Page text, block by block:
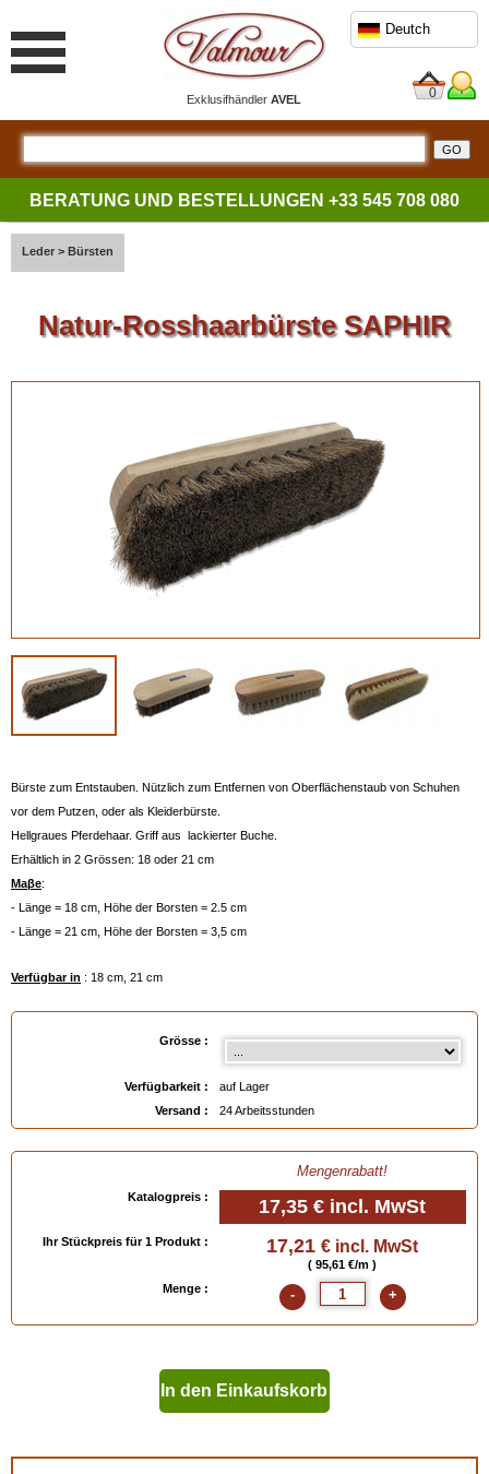
ExklusifhändlerAVEL
Deutch
0
BERATUNG UND BESTELLUNGEN +33 545 708 080
Leder > Bürsten
Natur-Rosshaarbürste SAPHIR
Bürste zum Entstauben. Nützlich zum Entfernen von Oberflächenstaub von Schuhen
vor dem Putzen, oder als Kleiderbürste.
Hellgraues Pferdehaar. Griff aus lackierter Buche.
Erhältlich in 2 Grössen: 18 oder 21 cm
Maβe:
- Länge = 18 cm, Höhe der Borsten = 2.5 cm
- Länge = 21 cm, Höhe der Borsten = 3,5 cm
Verfügbar in : 18 cm, 21 cm
Grösse :
Verfügbarkeit :
auf Lager
Versand :
24 Arbeitsstunden
Mengenrabatt!
Katalogpreis : 17,35 € incl. MwSt
Ihr Stückpreis für 1 Produkt : 17,21 € incl. MwSt
( 95,61 €/m )
Menge :
- +
In den Einkaufskorb